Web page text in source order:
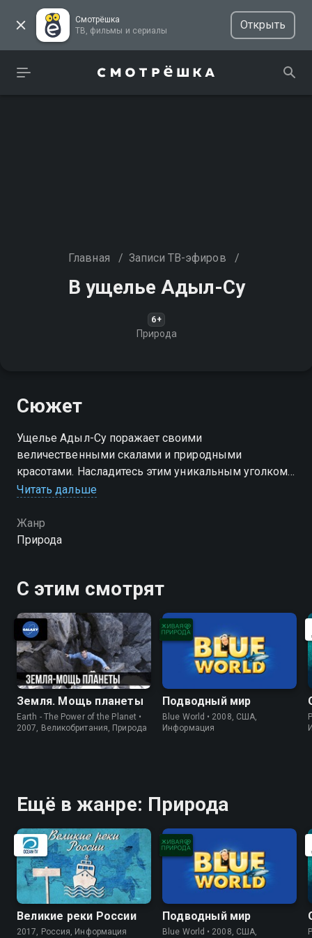
Смотрёшка
ТВ, фильмы и сериалы
Открыть
Главная / Записи ТВ-эфиров /
В ущелье Адыл-Су
6+
Природа
Сюжет
Ущелье Адыл-Су поражает своими
величественными скалами и природными
красотами. Насладитесь этим уникальным уголком
природы!
Читать дальше
Жанр
Природа
С этим смотрят
Земля. Мощь планеты
Earth - The Power of the Planet •
2007, Великобритания, Природа
Подводный мир
Blue World • 2008, США,
Информация
Ещё в жанре: Природа
Великие реки России
2017, Россия, Информация
Подводный мир
Blue World • 2008, США,